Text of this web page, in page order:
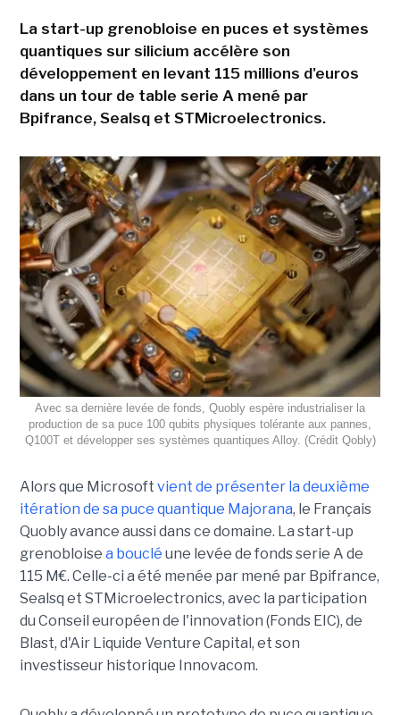
La start-up grenobloise en puces et systèmes
quantiques sur silicium accélère son
développement en levant 115 millions d'euros
dans un tour de table serie A mené par
Bpifrance, Sealsq et STMicroelectronics.
Avec sa dernière levée de fonds, Quobly espère industrialiser la
production de sa puce 100 qubits physiques tolérante aux pannes,
Q100T et développer ses systèmes quantiques Alloy. (Crédit Qobly)
Alors que Microsoft vient de présenter la deuxième
itération de sa puce quantique Majorana, le Français
Quobly avance aussi dans ce domaine. La start-up
grenobloise a bouclé une levée de fonds serie A de
115 M€. Celle-ci a été menée par mené par Bpifrance,
Sealsq et STMicroelectronics, avec la participation
du Conseil européen de l'innovation (Fonds EIC), de
Blast, d'Air Liquide Venture Capital, et son
investisseur historique Innovacom.